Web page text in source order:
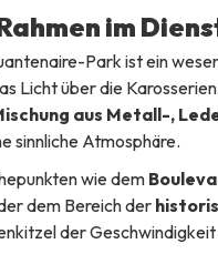
im
Park ist ein
Licht über die
aus Metall-,
sinnliche Atmosphäre.
wie dem
dem Bereich der
der Geschwindigkeit